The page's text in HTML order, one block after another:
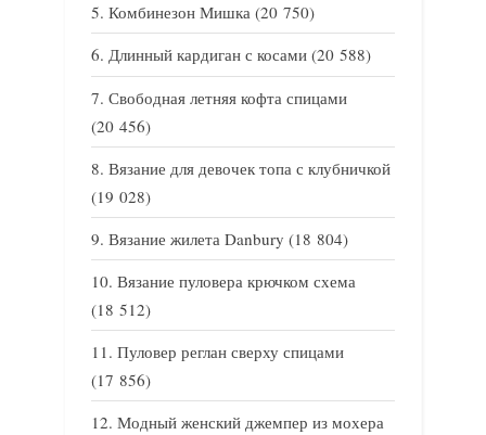
Комбинезон Мишка (20 750)
Длинный кардиган с косами (20 588)
Свободная летняя кофта спицами
(20 456)
Вязание для девочек топа с клубничкой
(19 028)
Вязание жилета Danbury (18 804)
Вязание пуловера крючком схема
(18 512)
Пуловер реглан сверху спицами
(17 856)
Модный женский джемпер из мохера